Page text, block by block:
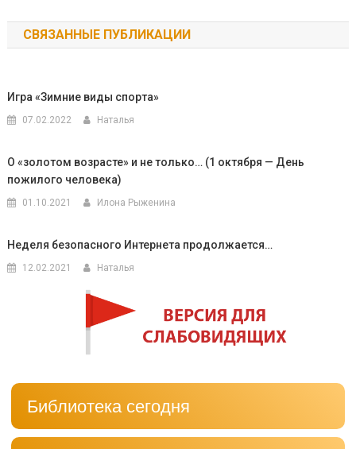
по
записям
СВЯЗАННЫЕ ПУБЛИКАЦИИ
Игра «Зимние виды спорта»
07.02.2022 Наталья
О «золотом возрасте» и не только… (1 октября — День
пожилого человека)
01.10.2021 Илона Рыженина
Неделя безопасного Интернета продолжается…
12.02.2021 Наталья
Библиотека сегодня